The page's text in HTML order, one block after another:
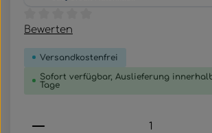
Durchschnittliche Bewertung von 0
Bewerten
Versandkostenfrei
Sofort verfügbar, Auslieferung
Tage
Produkt Anzahl: Gib den